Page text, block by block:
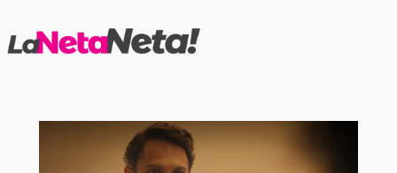
al